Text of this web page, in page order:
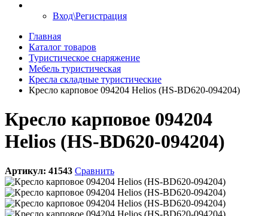
Вход\Регистрация
Главная
Каталог товаров
Туристическое снаряжение
Мебель туристическая
Кресла складные туристические
Кресло карповое 094204 Helios (HS-BD620-094204)
Кресло карповое 094204
Helios (HS-BD620-094204)
Артикул: 41543 Сравнить